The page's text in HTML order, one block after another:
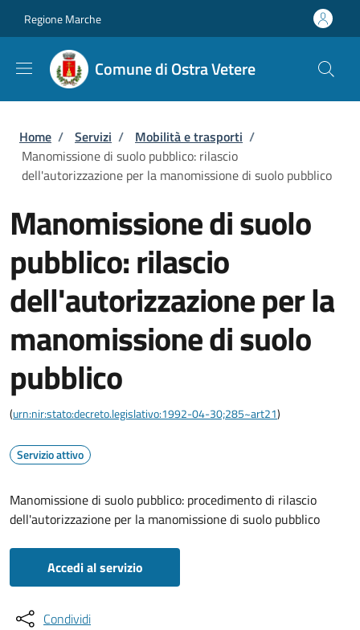
Regione Marche
Comune di Ostra Vetere
Briciole di pane
Home / Servizi / Mobilità e trasporti /
Manomissione di suolo pubblico: rilascio
dell'autorizzazione per la manomissione di suolo pubblico
Manomissione di suolo
pubblico: rilascio
dell'autorizzazione per la
manomissione di suolo
pubblico
(urn:nir:stato:decreto.legislativo:1992-04-30;285~art21)
Servizio attivo
Manomissione di suolo pubblico: procedimento di rilascio
dell'autorizzazione per la manomissione di suolo pubblico
Accedi al servizio
Condividi